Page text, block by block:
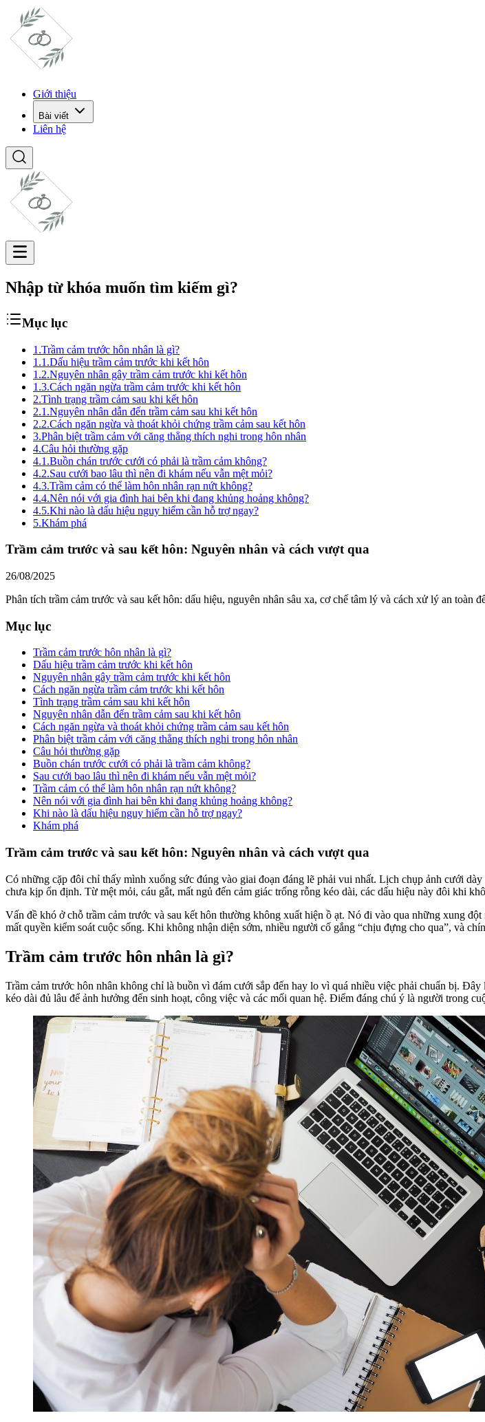
Giới thiệu
Bài viết
Liên hệ
Nhập từ khóa muốn tìm kiếm gì?
Mục lục
1.Trầm cảm trước hôn nhân là gì?
1.1.Dấu hiệu trầm cảm trước khi kết hôn
1.2.Nguyên nhân gây trầm cảm trước khi kết hôn
1.3.Cách ngăn ngừa trầm cảm trước khi kết hôn
2.Tình trạng trầm cảm sau khi kết hôn
2.1.Nguyên nhân dẫn đến trầm cảm sau khi kết hôn
2.2.Cách ngăn ngừa và thoát khỏi chứng trầm cảm sau kết hôn
3.Phân biệt trầm cảm với căng thẳng thích nghi trong hôn nhân
4.Câu hỏi thường gặp
4.1.Buồn chán trước cưới có phải là trầm cảm không?
4.2.Sau cưới bao lâu thì nên đi khám nếu vẫn mệt mỏi?
4.3.Trầm cảm có thể làm hôn nhân rạn nứt không?
4.4.Nên nói với gia đình hai bên khi đang khủng hoảng không?
4.5.Khi nào là dấu hiệu nguy hiểm cần hỗ trợ ngay?
5.Khám phá
Trầm cảm trước và sau kết hôn: Nguyên nhân và cách vượt qua
26/08/2025
Phân tích trầm cảm trước và sau kết hôn: dấu hiệu, nguyên nhân sâu xa, cơ chế tâm lý và cách xử lý an toàn
Mục lục
Trầm cảm trước hôn nhân là gì?
Dấu hiệu trầm cảm trước khi kết hôn
Nguyên nhân gây trầm cảm trước khi kết hôn
Cách ngăn ngừa trầm cảm trước khi kết hôn
Tình trạng trầm cảm sau khi kết hôn
Nguyên nhân dẫn đến trầm cảm sau khi kết hôn
Cách ngăn ngừa và thoát khỏi chứng trầm cảm sau kết hôn
Phân biệt trầm cảm với căng thẳng thích nghi trong hôn nhân
Câu hỏi thường gặp
Buồn chán trước cưới có phải là trầm cảm không?
Sau cưới bao lâu thì nên đi khám nếu vẫn mệt mỏi?
Trầm cảm có thể làm hôn nhân rạn nứt không?
Nên nói với gia đình hai bên khi đang khủng hoảng không?
Khi nào là dấu hiệu nguy hiểm cần hỗ trợ ngay?
Khám phá
Trầm cảm trước và sau kết hôn: Nguyên nhân và cách vượt qua
Có những cặp đôi chỉ thấy mình xuống sức đúng vào giai đoạn đáng lẽ phải vui nhất. Lịch chụp ảnh cưới
chưa kịp ổn định. Từ mệt mỏi, cáu gắt, mất ngủ đến cảm giác trống rỗng kéo dài, các dấu hiệu này đôi khi
Vấn đề khó ở chỗ trầm cảm trước và sau kết hôn thường không xuất hiện ồ ạt. Nó đi vào qua những xung
mất quyền kiểm soát cuộc sống. Khi không nhận diện sớm, nhiều người cố gắng “chịu đựng cho qua”, và
Trầm cảm trước hôn nhân là gì?
Trầm cảm trước hôn nhân không chỉ là buồn vì đám cưới sắp đến hay lo vì quá nhiều việc phải chuẩn bị.
kéo dài đủ lâu để ảnh hưởng đến sinh hoạt, công việc và các mối quan hệ. Điểm đáng chú ý là người trong